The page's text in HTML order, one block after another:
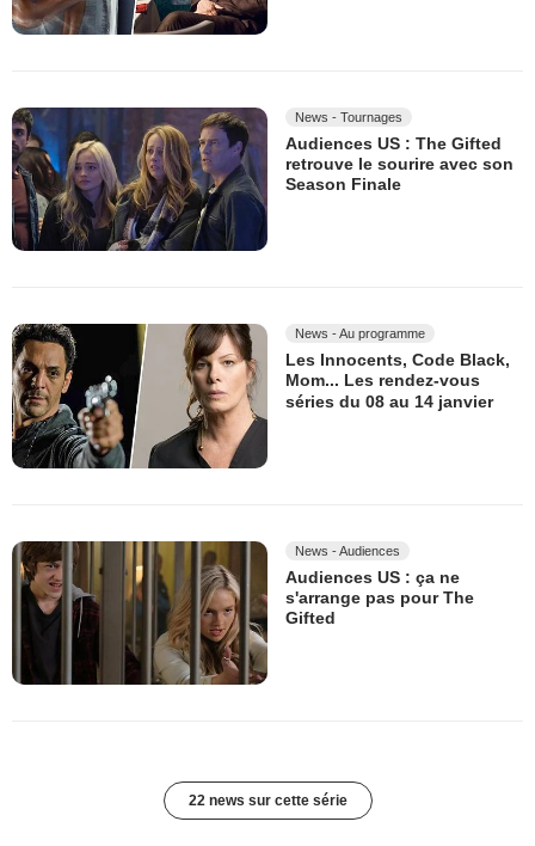
News - Tournages
Audiences US : The Gifted
retrouve le sourire avec son
Season Finale
News - Au programme
Les Innocents, Code Black,
Mom... Les rendez-vous
séries du 08 au 14 janvier
News - Audiences
Audiences US : ça ne
s'arrange pas pour The
Gifted
22 news sur cette série